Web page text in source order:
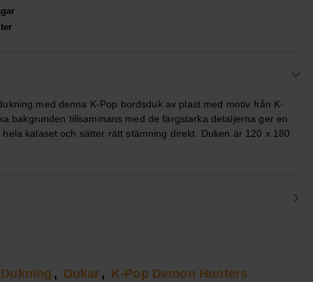
med denna K-Pop bordsduk av plast med motiv från K-
bakgrunden tillsammans med de färgstarka detaljerna ger en
kalaset och sätter rätt stämning direkt. Duken är 120 x 180
Dukning Dukar K-Pop Demon Hunters